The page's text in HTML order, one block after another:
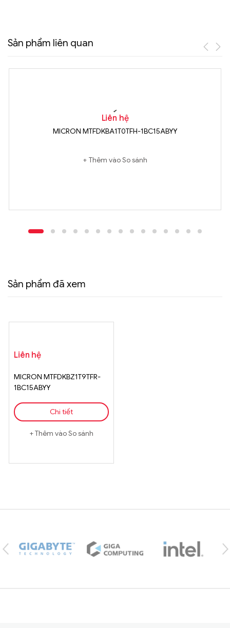
Sản phẩm liên quan
Liên hệ
MICRON MTFDKBA1T0TFH-1BC15ABYY
Thêm vào So sánh
Sản phẩm đã xem
Liên hệ
MICRON MTFDKBZ1T9TFR-
1BC15ABYY
Chi tiết
Thêm vào So sánh